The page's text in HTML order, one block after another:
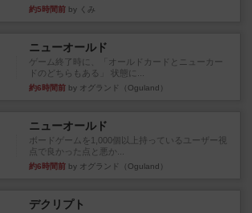
約5時間前 by くみ
ニューオールド
ゲーム終了時に、「オールドカードとニューカー
ドのどちらもある」 状態に...
約6時間前 by オグランド（Oguland）
ニューオールド
ボードゲームを1,000個以上持っているユーザー視
点で良かった点と悪か...
約6時間前 by オグランド（Oguland）
デクリプト